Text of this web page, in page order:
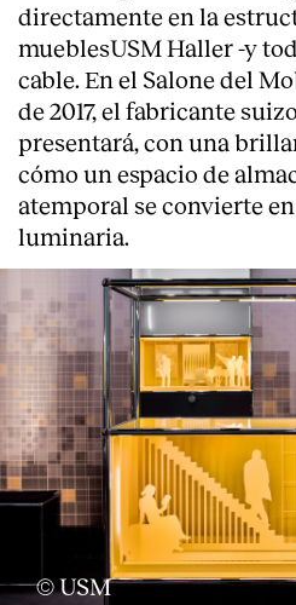
directamente en la
mueblesUSM Haller -y
cable. En el Salone del
de 2017, el fabricante
presentará, con una
cómo un espacio de
atemporal se convierte
luminaria.
© USM